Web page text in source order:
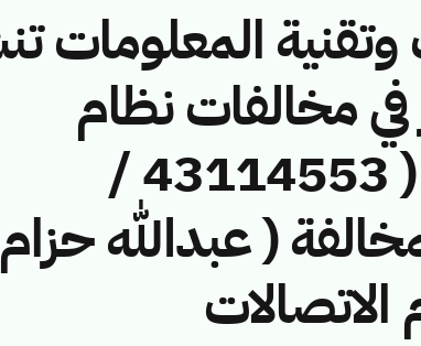
وتقنية المعلومات
في مخالفات نظام
الاتصالات رقم ( 43114553 /
لمخالفة ( عبدالله حزام
الاتصالات